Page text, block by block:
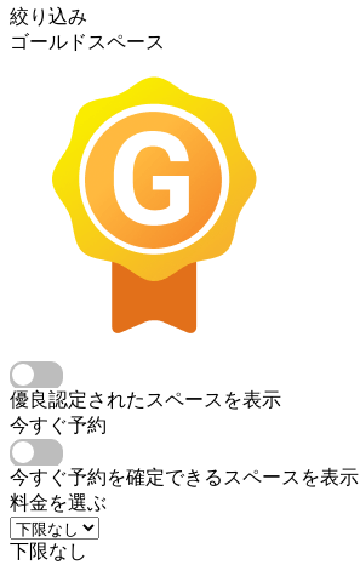
絞り込み
ゴールドスペース
優良認定されたスペースを表示
今すぐ予約
今すぐ予約を確定できるスペースを表示
料金を選ぶ
下限なし